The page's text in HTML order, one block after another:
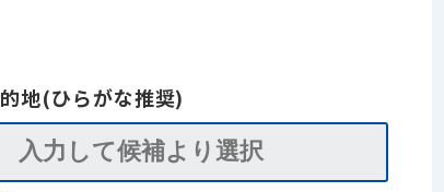
地(ひらがな推奨)